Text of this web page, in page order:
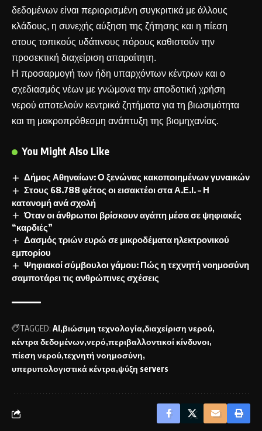
δεδομένων είναι περιορισμένη συγκριτικά με άλλους
κλάδους, η συνεχής αύξηση της ζήτησης και η πίεση
στους τοπικούς υδάτινους πόρους καθιστούν την
προσεκτική διαχείριση απαραίτητη.
Η προσαρμογή των ήδη υπαρχόντων κέντρων και ο
σχεδιασμός νέων με γνώμονα την αποδοτική χρήση
νερού αποτελούν κεντρικά ζητήματα για τη βιωσιμότητα
και τη μακροπρόθεσμη ανάπτυξη της βιομηχανίας.
You Might Also Like
Δήμος Αθηναίων: Ο ξενώνας κακοποιημένων γυναικών
Στους 68.788 φέτος οι εισακτέοι στα Α.Ε.Ι. – Η
κατανομή ανά σχολή
Όταν οι άνθρωποι βρίσκουν αγάπη μέσα σε ψηφιακές
“καρδιές”
Δασμός τριών ευρώ σε μικροδέματα ηλεκτρονικού
εμπορίου
Ψηφιακοί σύμβουλοι γάμου: Πώς η τεχνητή νοημοσύνη
σαμποτάρει τις ανθρώπινες σχέσεις
TAGGED: AI βιώσιμη τεχνολογία διαχείριση νερού
κέντρα δεδομένων νερό περιβαλλοντικοί κίνδυνοι
πίεση νερού τεχνητή νοημοσύνη
υπερυπολογιστικά κέντρα ψύξη servers